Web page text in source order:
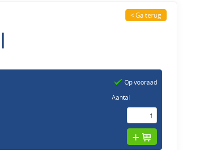
< Ga terug
Op vooraad
Aantal